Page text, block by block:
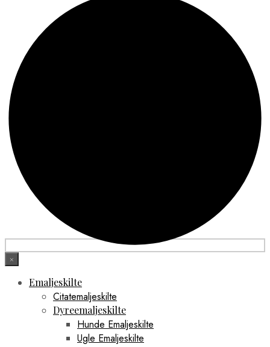
×
Emaljeskilte
Citatemaljeskilte
Dyreemaljeskilte
Hunde Emaljeskilte
Ugle Emaljeskilte